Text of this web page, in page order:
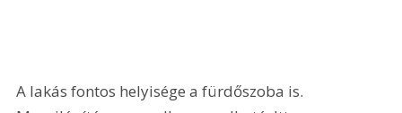
A lakás fontos helyisége a fürdőszoba is.